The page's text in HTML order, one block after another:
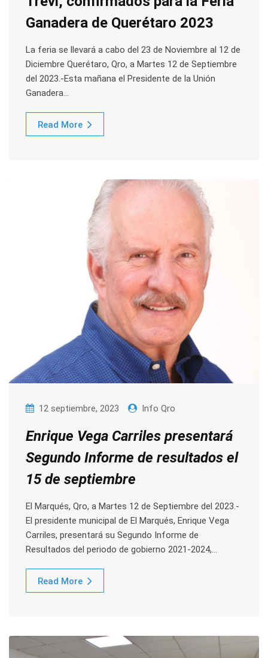
Ganadera de Querétaro 2023
La feria se llevará a cabo del 23 de Noviembre al 12 de
Diciembre Querétaro, Qro, a Martes 12 de Septiembre
del 2023.-Esta mañana el Presidente de la Unión
Ganadera…
Read More
12 septiembre, 2023 Info Qro
Enrique Vega Carriles presentará
Segundo Informe de resultados el
15 de septiembre
El Marqués, Qro, a Martes 12 de Septiembre del 2023.-
El presidente municipal de El Marqués, Enrique Vega
Carriles, presentará su Segundo Informe de
Resultados del periodo de gobierno 2021-2024,…
Read More